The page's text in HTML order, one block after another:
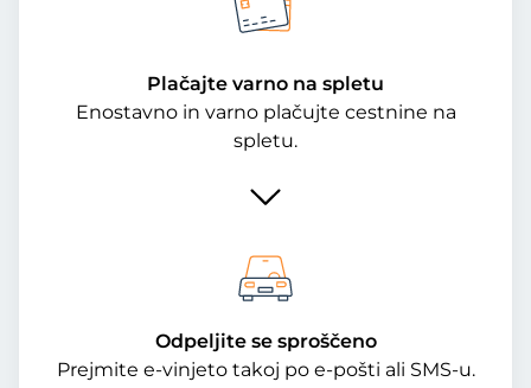
Plačajte varno na spletu
Enostavno in varno plačujte cestnine na
spletu.
Odpeljite se sproščeno
Prejmite e-vinjeto takoj po e-pošti ali SMS-u.